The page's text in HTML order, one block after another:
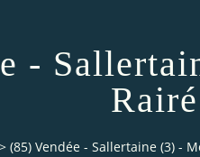
-
Rairé
> (85) Vendée - Sallertaine (3) -